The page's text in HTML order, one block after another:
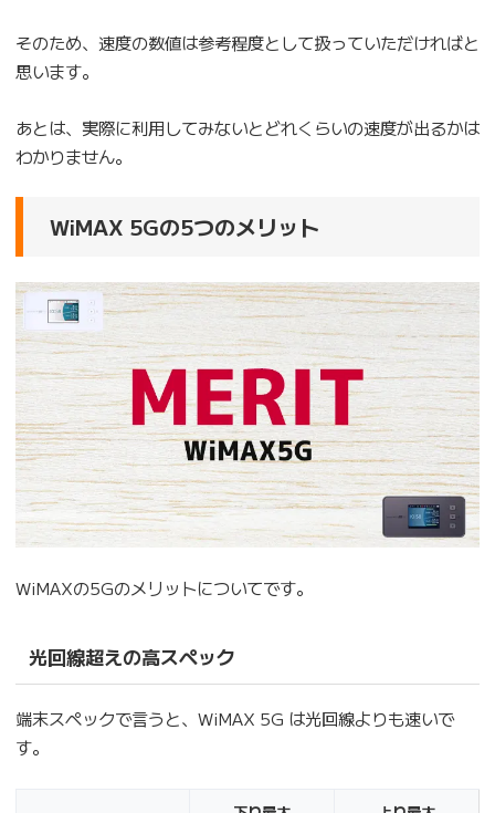
そのため、速度の数値は参考程度として扱っていただければと
思います。
あとは、実際に利用してみないとどれくらいの速度が出るかは
わかりません。
WiMAX 5Gの5つのメリット
WiMAXの5Gのメリットについてです。
光回線超えの高スペック
端末スペックで言うと、WiMAX 5G は光回線よりも速いで
す。